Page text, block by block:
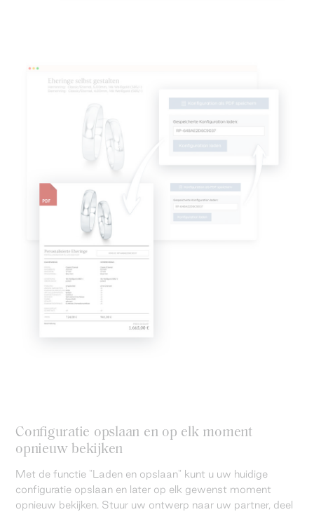
Configuratie opslaan en op elk moment
opnieuw bekijken
Met de functie "Laden en opslaan" kunt u uw huidige
configuratie opslaan en later op elk gewenst moment
opnieuw bekijken. Stuur uw ontwerp naar uw partner, deel